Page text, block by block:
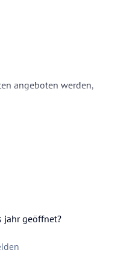
angeboten werden,
zugelassenen und
und getestet.
keinerlei
Alle in
jahr geöffnet?